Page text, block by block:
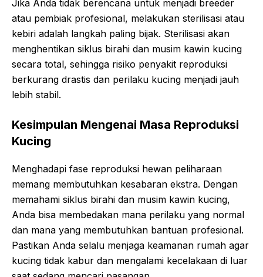
Jika Anda tidak berencana untuk menjadi breeder
atau pembiak profesional, melakukan sterilisasi atau
kebiri adalah langkah paling bijak. Sterilisasi akan
menghentikan siklus birahi dan musim kawin kucing
secara total, sehingga risiko penyakit reproduksi
berkurang drastis dan perilaku kucing menjadi jauh
lebih stabil.
Kesimpulan Mengenai Masa Reproduksi
Kucing
Menghadapi fase reproduksi hewan peliharaan
memang membutuhkan kesabaran ekstra. Dengan
memahami siklus birahi dan musim kawin kucing,
Anda bisa membedakan mana perilaku yang normal
dan mana yang membutuhkan bantuan profesional.
Pastikan Anda selalu menjaga keamanan rumah agar
kucing tidak kabur dan mengalami kecelakaan di luar